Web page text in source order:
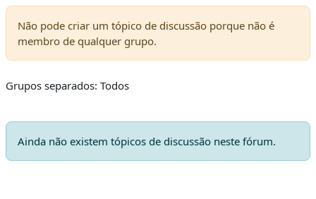
Não pode criar um tópico de discussão porque não é
membro de qualquer grupo.
Grupos separados: Todos
Ainda não existem tópicos de discussão neste fórum.